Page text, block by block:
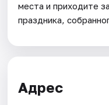
места и приходите
праздника,
Адрес